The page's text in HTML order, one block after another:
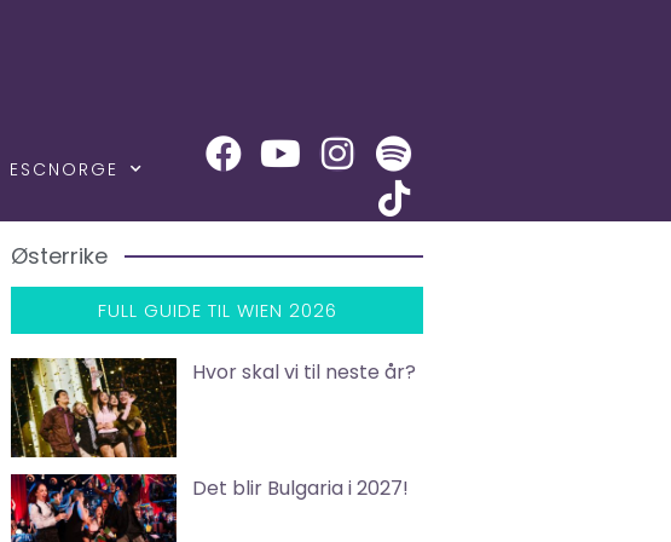
ESCNORGE
Østerrike
FULL GUIDE TIL WIEN 2026
Hvor skal vi til neste år?
Det blir Bulgaria i 2027!